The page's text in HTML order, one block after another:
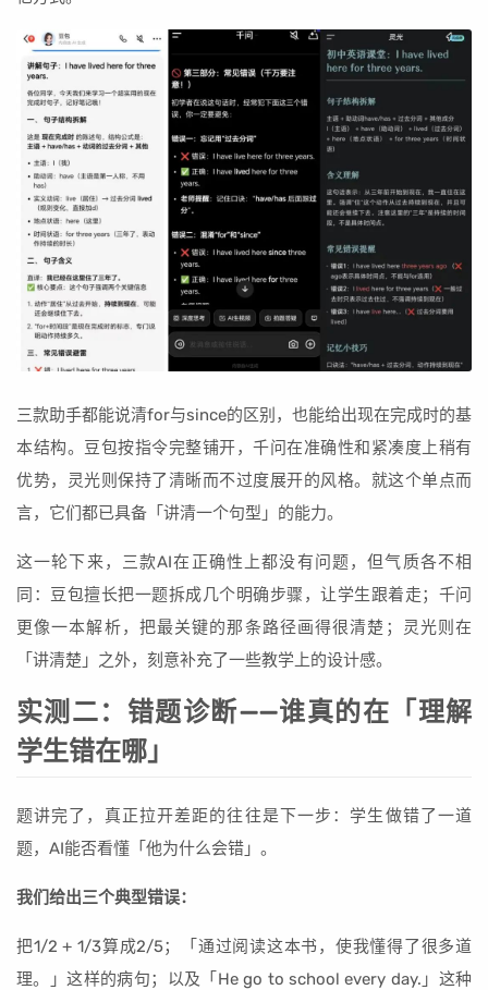
三款助手都能说清for与since的区别，也能给出现在完成时的基
本结构。豆包按指令完整铺开，千问在准确性和紧凑度上稍有
优势，灵光则保持了清晰而不过度展开的风格。就这个单点而
言，它们都已具备「讲清一个句型」的能力。
这一轮下来，三款AI在正确性上都没有问题，但气质各不相
同：豆包擅长把一题拆成几个明确步骤，让学生跟着走；千问
更像一本解析，把最关键的那条路径画得很清楚；灵光则在
「讲清楚」之外，刻意补充了一些教学上的设计感。
实测二：错题诊断——谁真的在「理解
学生错在哪」
题讲完了，真正拉开差距的往往是下一步：学生做错了一道
题，AI能否看懂「他为什么会错」。
我们给出三个典型错误：
把1/2 + 1/3算成2/5；「通过阅读这本书，使我懂得了很多道
理。」这样的病句；以及「He go to school every day.」这种